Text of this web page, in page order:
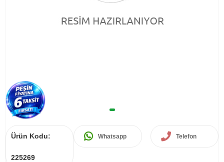
Ürün Kodu:
225269
Whatsapp Telefon